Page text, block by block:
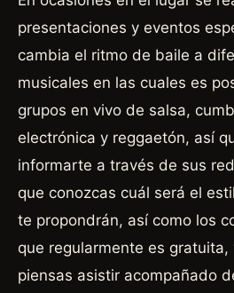
presentaciones y eventos
cambia el ritmo de baile a
musicales en las cuales es
grupos en vivo de salsa,
electrónica y reggaetón, así
informarte a través de sus
que conozcas cuál será el
te propondrán, así como los
que regularmente es gratuita,
piensas asistir acompañado